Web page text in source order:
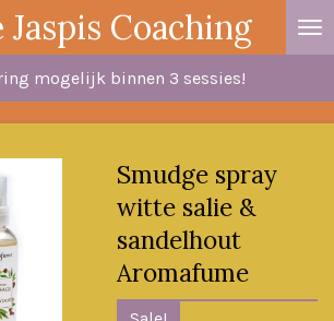
Jaspis Coaching
mogelijk binnen 3 sessies!
Smudge spray
witte salie &
sandelhout
Aromafume